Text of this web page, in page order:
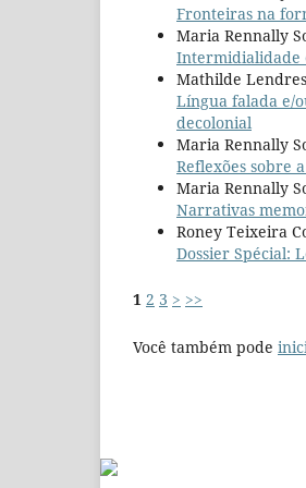
Fronteiras na
Maria Rennally
Intermidialidade
Mathilde
Língua falada e/
decolonial
Maria Rennally
Reflexões sobre
Maria Rennally
Narrativas
Roney Teixeira
Dossier Spécial:
1 2 3 > >>
Você também pode